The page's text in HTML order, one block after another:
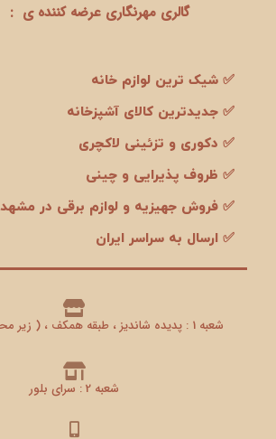
گالری مهرنگاری عرضه کننده ی :
✅ شیک ترین لوازم خانه
✅ جدیدترین کالای آشپزخانه
✅ دکوری و تزئینی لاکچری
✅ ظروف پذیرایی و چینی
✅ فروش جهیزیه و لوازم برقی در مشهد
✅ ارسال به سراسر ایران
شعبه 1 : پدیده شاندیز ، طبقه همکف ، ( زیر محوطه فودکورت )
شعبه 2 : سرای بلور